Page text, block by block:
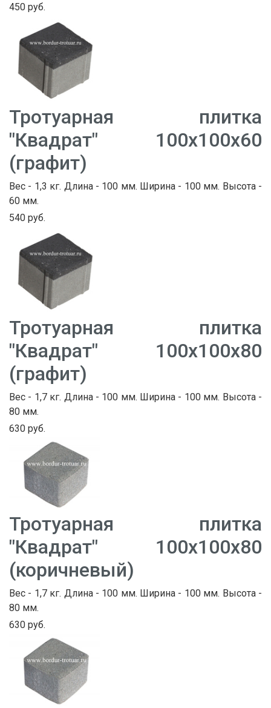
450 руб.
Тротуарная плитка
"Квадрат" 100х100х60
(графит)
Вес - 1,3 кг. Длина - 100 мм. Ширина - 100 мм. Высота -
60 мм.
540 руб.
Тротуарная плитка
"Квадрат" 100х100х80
(графит)
Вес - 1,7 кг. Длина - 100 мм. Ширина - 100 мм. Высота -
80 мм.
630 руб.
Тротуарная плитка
"Квадрат" 100х100х80
(коричневый)
Вес - 1,7 кг. Длина - 100 мм. Ширина - 100 мм. Высота -
80 мм.
630 руб.